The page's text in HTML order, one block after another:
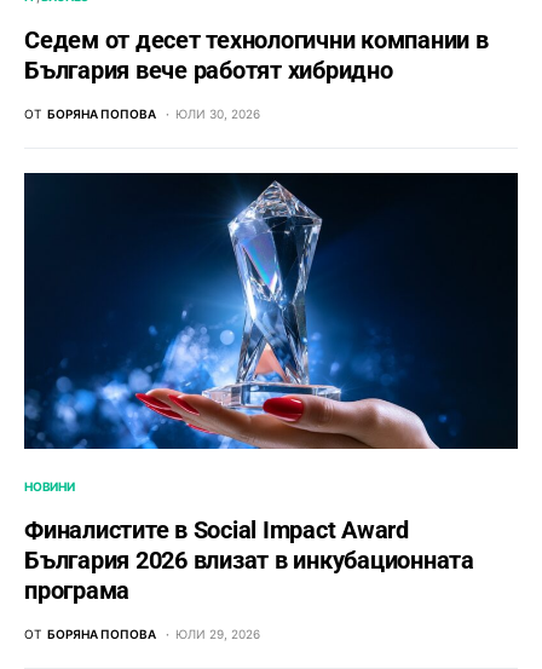
Седем от десет технологични компании в
България вече работят хибридно
ОТ БОРЯНА ПОПОВА ЮЛИ 30, 2026
НОВИНИ
Финалистите в Social Impact Award
България 2026 влизат в инкубационната
програма
ОТ БОРЯНА ПОПОВА ЮЛИ 29, 2026